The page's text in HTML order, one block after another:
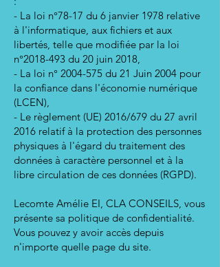
- La loi n°78-17 du 6 janvier 1978 relative
à l'informatique, aux fichiers et aux
libertés, telle que modifiée par la loi
n°2018-493 du 20 juin 2018,
- La loi n° 2004-575 du 21 Juin 2004 pour
la confiance dans l'économie numérique
(LCEN),
- Le règlement (UE) 2016/679 du 27 avril
2016 relatif à la protection des personnes
physiques à l'égard du traitement des
données à caractère personnel et à la
libre circulation de ces données (RGPD).
Lecomte Amélie EI, CLA CONSEILS, vous
présente sa politique de confidentialité.
Vous pouvez y avoir accès depuis
n'importe quelle page du site.